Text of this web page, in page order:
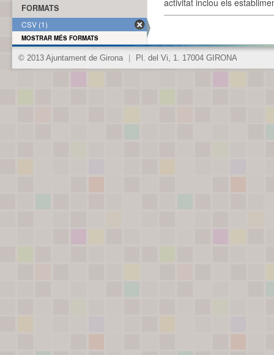
activitat inclou els
FORMATS
CSV (1)
MOSTRAR MÉS FORMATS
© 2013 Ajuntament de Girona Pl. del Vi, 1. 17004 GIRONA